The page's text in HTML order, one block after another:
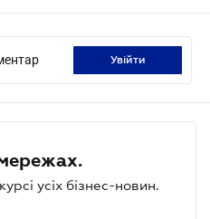
увійти
усіх бізнес-новин.